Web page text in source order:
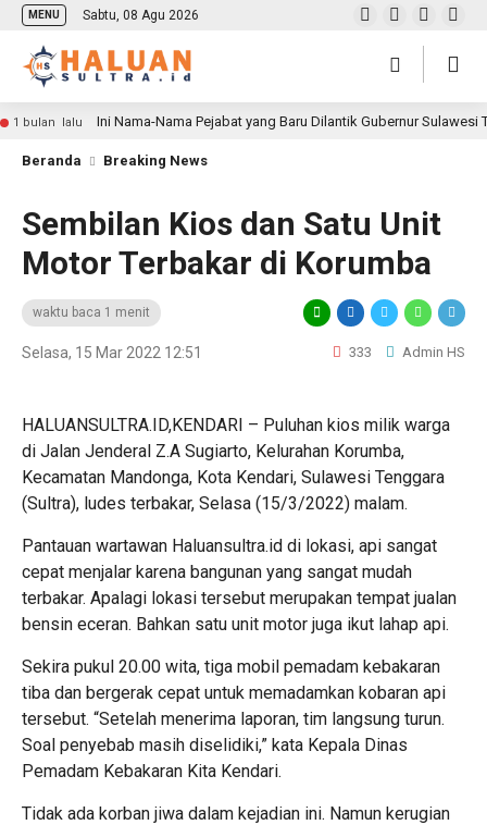
MENU Sabtu, 08 Agu 2026
1 bulan lalu Ini Nama-Nama Pejabat yang Baru Dilantik Gubernur Sulawesi
Beranda Breaking News
Sembilan Kios dan Satu Unit
Motor Terbakar di Korumba
waktu baca 1 menit
Selasa, 15 Mar 2022 12:51 333 Admin HS
HALUANSULTRA.ID,KENDARI – Puluhan kios milik warga
di Jalan Jenderal Z.A Sugiarto, Kelurahan Korumba,
Kecamatan Mandonga, Kota Kendari, Sulawesi Tenggara
(Sultra), ludes terbakar, Selasa (15/3/2022) malam.
Pantauan wartawan Haluansultra.id di lokasi, api sangat
cepat menjalar karena bangunan yang sangat mudah
terbakar. Apalagi lokasi tersebut merupakan tempat jualan
bensin eceran. Bahkan satu unit motor juga ikut lahap api.
Sekira pukul 20.00 wita, tiga mobil pemadam kebakaran
tiba dan bergerak cepat untuk memadamkan kobaran api
tersebut. “Setelah menerima laporan, tim langsung turun.
Soal penyebab masih diselidiki,” kata Kepala Dinas
Pemadam Kebakaran Kita Kendari.
Tidak ada korban jiwa dalam kejadian ini. Namun kerugian